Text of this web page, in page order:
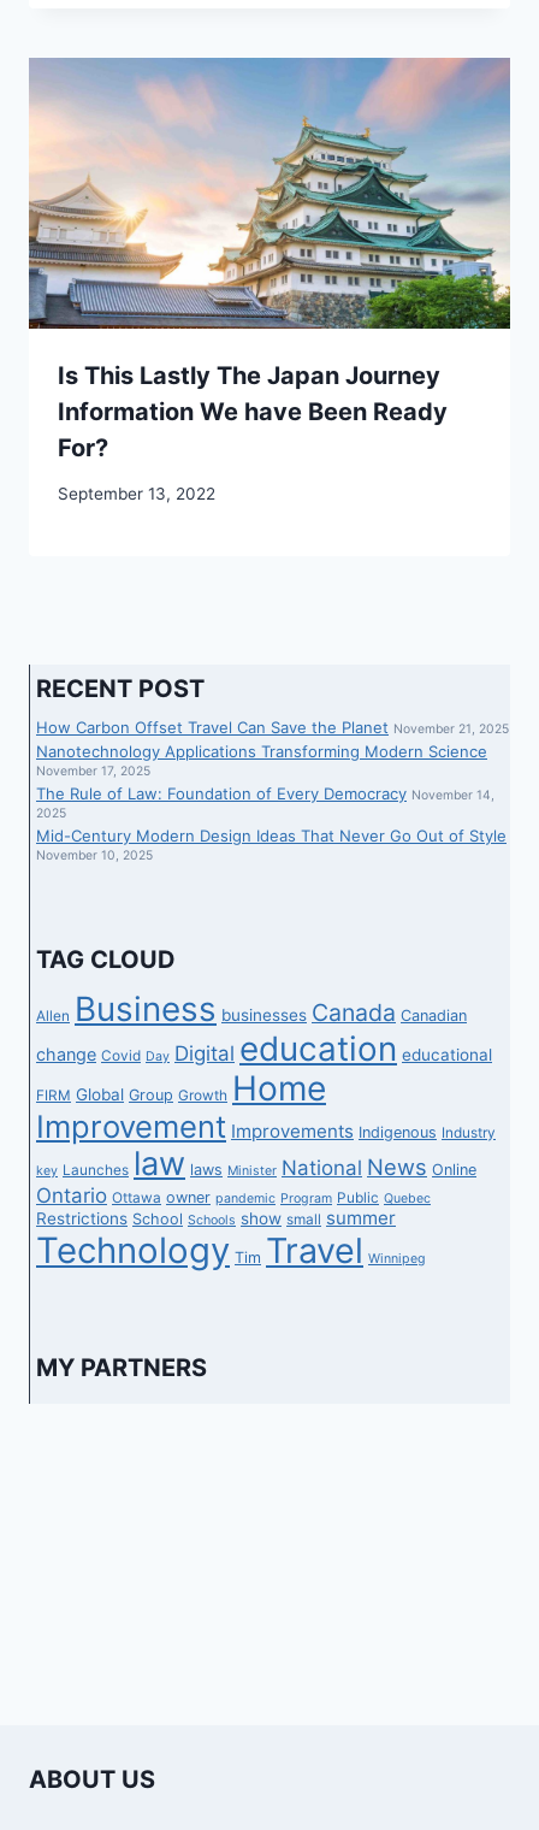
Is This Lastly The Japan Journey
Information We have Been Ready
For?
September 13, 2022
RECENT POST
How Carbon Offset Travel Can Save the Planet November 21, 2025
Nanotechnology Applications Transforming Modern Science
November 17, 2025
The Rule of Law: Foundation of Every Democracy November 14,
2025
Mid-Century Modern Design Ideas That Never Go Out of Style
November 10, 2025
TAG CLOUD
Allen Business businesses Canada Canadian
change Covid Day Digital education educational
FIRM Global Group Growth Home
Improvement Improvements Indigenous Industry
key Launches law laws Minister National News Online
Ontario Ottawa owner pandemic Program Public Quebec
Restrictions School Schools show small summer
Technology Tim Travel Winnipeg
MY PARTNERS
ABOUT US